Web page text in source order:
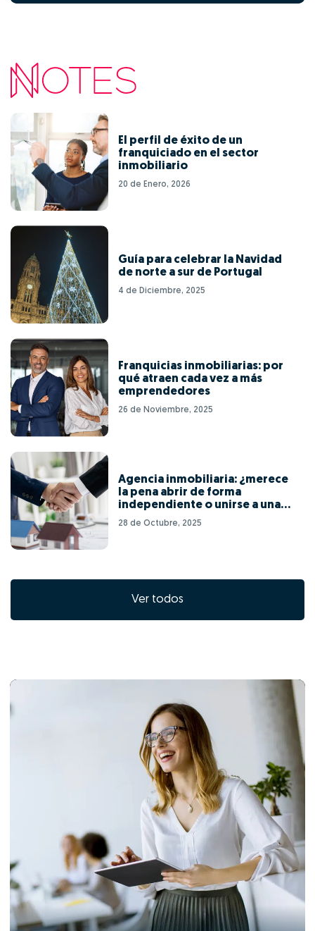
El perfil de éxito de un
franquiciado en el sector
inmobiliario
20 de Enero, 2026
Guía para celebrar la Navidad
de norte a sur de Portugal
4 de Diciembre, 2025
Franquicias inmobiliarias: por
qué atraen cada vez a más
emprendedores
26 de Noviembre, 2025
Agencia inmobiliaria: ¿merece
la pena abrir de forma
independiente o unirse a una
red de franquicias?
28 de Octubre, 2025
Ver todos